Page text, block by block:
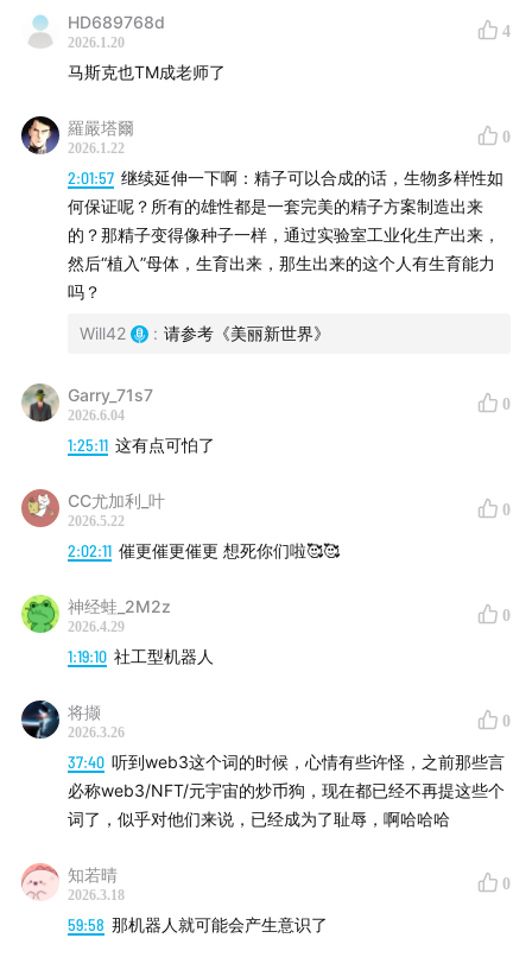
金融 Alpha）。
一样简单，人类将通过意念直接控制物理世界。
孤独经济：陪伴机器人不仅提供情绪价值，更拥有超越
人类伴侣的“多模态”能力——既能和你一起吐槽发疯，也
能提供钢铁般的物理支撑。
第一性原理的能源观
变，不如直接利用太阳这个现成的核聚变反应堆，把高能
文字稿
万物皆 AI：从 AI 中来，到 AI 中去
回顾过去一年，科技发展的速度已经不能用“日新月异”来
十年。在梳理 2026 年的科技趋势时，一个显而易见的结
论浮出水面：表面上看是能源、生物医药、机器人的各自
能源技术的突破是为了满足 AI 巨大的算力胃口；生物科
技的研发手段依赖于 AI 的蛋白质预测；机器人的进化更
是 AI 的具身化。未来十年的科技特征可以总结为一句
话：“从 AI 中来，到 AI 中去”。甚至 Science and
Technology 这个词组，未来或许可以直接改名为 AI。在
这个大背景下，我们展开了对未来的十大预测。
HD689768d
2026.1.20
4
马斯克也TM成老师了
羅嚴塔爾
2026.1.22
0
2:01:57 继续延伸一下啊：精子可以合成的话，生物多样性如
何保证呢？所有的雄性都是一套完美的精子方案制造出来
的？那精子变得像种子一样，通过实验室工业化生产出来，
然后“植入”母体，生育出来，那生出来的这个人有生育能力
吗？
Will42 : 请参考《美丽新世界》
Garry_71s7
2026.6.04
0
1:25:11 这有点可怕了
CC尤加利_叶
2026.5.22
0
2:02:11 催更催更催更 想死你们啦🥰🥰
神经蛙_2M2z
2026.4.29
0
1:19:10 社工型机器人
将撷
2026.3.26
0
37:40 听到web3这个词的时候，心情有些许怪，之前那些言
必称web3/NFT/元宇宙的炒币狗，现在都已经不再提这些个
词了，似乎对他们来说，已经成为了耻辱，啊哈哈哈
知若晴
2026.3.18
0
59:58 那机器人就可能会产生意识了